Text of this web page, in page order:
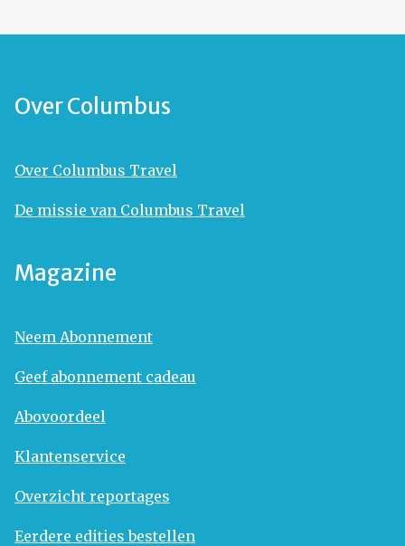
Over Columbus
Over Columbus Travel
De missie van Columbus Travel
Magazine
Neem Abonnement
Geef abonnement cadeau
Abovoordeel
Klantenservice
Overzicht reportages
Eerdere edities bestellen